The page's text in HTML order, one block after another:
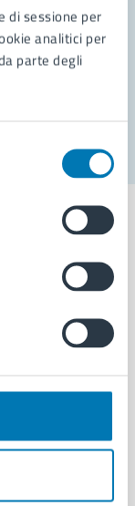
di sessione per
analitici per
parte degli